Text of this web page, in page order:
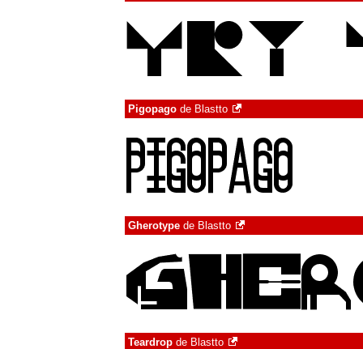
Pigopago de Blastto
Gherotype de Blastto
Teardrop de Blastto